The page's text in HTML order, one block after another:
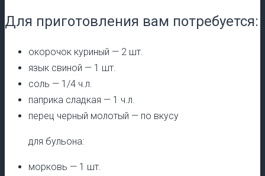
Для приготовления вам потребуется:
окорочок куриный — 2 шт.
язык свиной — 1 шт.
соль — 1/4 ч.л.
паприка сладкая — 1 ч.л.
перец черный молотый — по вкусу
для бульона:
морковь — 1 шт.